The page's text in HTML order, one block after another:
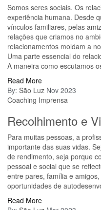
Somos seres sociais. Os
experiência humana. Desde
vínculos familiares, pelas
relações que criamos no
relacionamentos moldam a
Uma parte essencial do
A maneira como escutamos
Read More
By: São Luz Nov 2023
Coaching Imprensa
Recolhimento e
Para muitas pessoas, a
importante das suas vidas.
de rendimento, seja porque
pessoal e social que se
entre pares, família e
oportunidades de
Read More